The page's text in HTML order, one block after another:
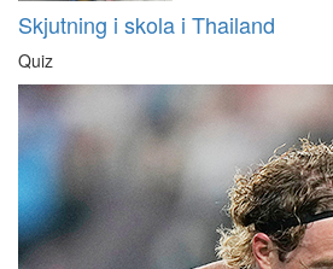
Skjutning i skola i Thailand
Quiz